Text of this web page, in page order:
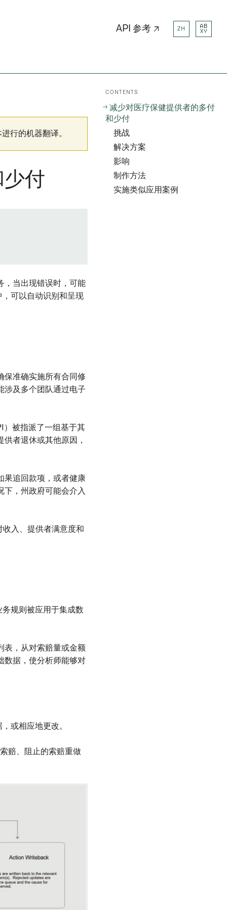
API 参考 ↗ ZH
AB
XY
行的机器翻译。
付
，当出现错误时，可能
可以自动识别和呈现
保准确实施所有合同修
涉及多个团队通过电子
）被指派了一组基于其
者退休或其他原因，
果追回款项，或者健康
下，州政府可能会介入
入、提供者满意度和
规则被应用于集成数
表，从对索赔量或金额
数据，使分析师能够对
或相应地更改。
赔、阻止的索赔重做
CONTENTS
减少对医疗保健提供者的多付
和少付
挑战
解决方案
影响
制作方法
实施类似应用案例